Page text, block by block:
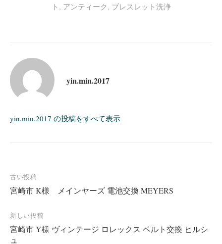
ト , アンティーク , ブレスレット洗浄
yin.min.2017
yin.min.2017 の投稿をすべて表示
投
稿
ナ
ビ
ゲ
古い投稿
宮崎市 K様 メインヤーズ 電池交換 MEYERS
新しい投稿
宮崎市 Y様 ヴィンテージ ロレックス ベルト交換 ヒルシ
ュ